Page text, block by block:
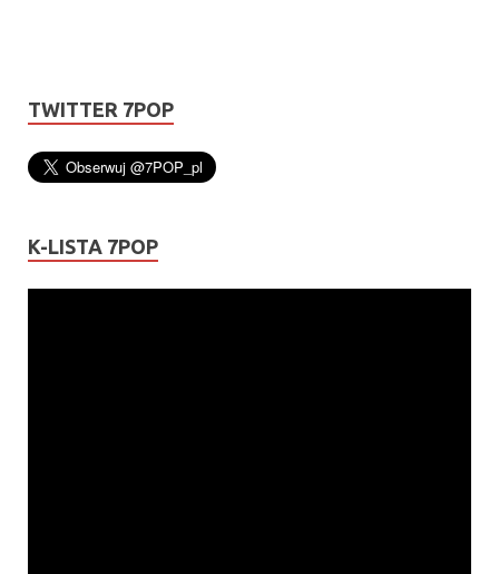
TWITTER 7POP
K-LISTA 7POP